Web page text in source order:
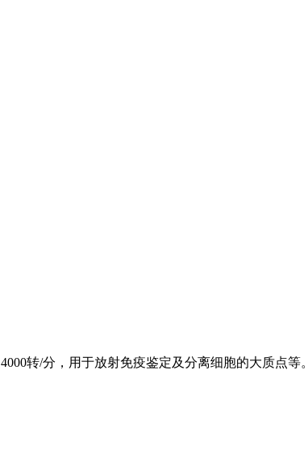
转/分，用于放射免疫鉴定及分离细胞的大质点等。